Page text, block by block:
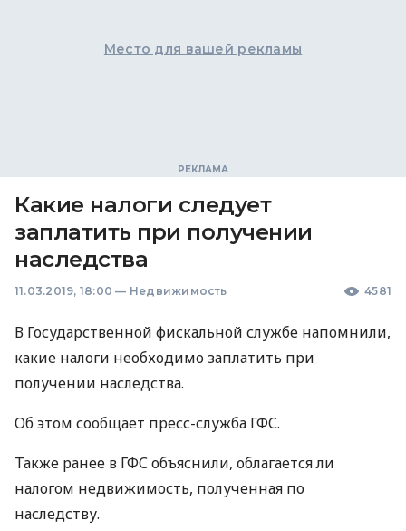
Место для вашей рекламы
Какие налоги следует
заплатить при получении
наследства
11.03.2019, 18:00 — Недвижимость 4581
В Государственной фискальной службе напомнили,
какие налоги необходимо заплатить при
получении наследства.
Об этом сообщает пресс-служба ГФС.
Также ранее в ГФСобъяснили, облагается ли
налогом недвижимость, полученная по
наследству.